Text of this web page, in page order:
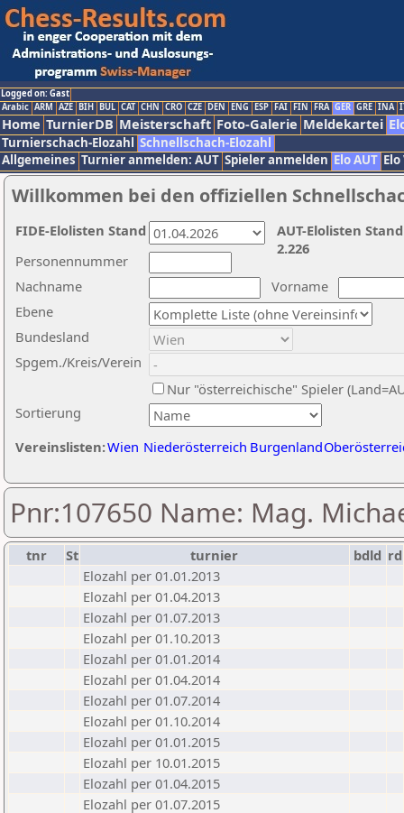
Logged on: Gast
Arabic ARM AZE BIH BUL CAT CHN CRO CZE DEN ENG ESP FAI FIN FRA GER GRE INA
Home TurnierDB Meisterschaft Foto-Galerie Meldekartei
Turnierschach-Elozahl Schnellschach-Elozahl
Allgemeines Turnier anmelden: AUT Spieler anmelden Elo AUT
Willkommen bei den offiziellen
Nachname
Vorname
Ebene
Sortierung
Personennummer
Bundesland
Spgem./Kreis/Verein
Nur "österreichische" Spieler
Vereinslisten:Wien Niederösterreich Burgenland
AUT-Elolisten
2.226
FIDE-Elolisten Stand
Pnr:107650 Name: Mag.
tnr St turnier bdld rd
Elozahl per 01.01.2013
Elozahl per 01.04.2013
Elozahl per 01.07.2013
Elozahl per 01.10.2013
Elozahl per 01.01.2014
Elozahl per 01.04.2014
Elozahl per 01.07.2014
Elozahl per 01.10.2014
Elozahl per 01.01.2015
Elozahl per 10.01.2015
Elozahl per 01.04.2015
Elozahl per 01.07.2015